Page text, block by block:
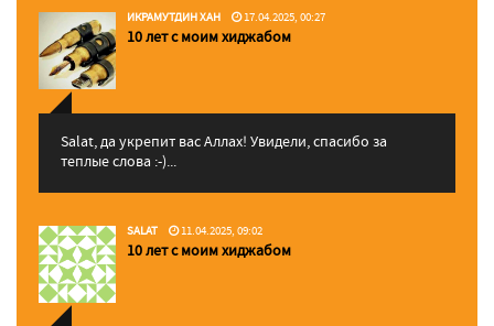
ИКРАМУТДИН ХАН 17.04.2025, 00:27
10 лет с моим хиджабом
Salat, да укрепит вас Аллаx! Увидели, спасибо за
теплые слова :-)...
SALAT 11.04.2025, 09:02
10 лет с моим хиджабом